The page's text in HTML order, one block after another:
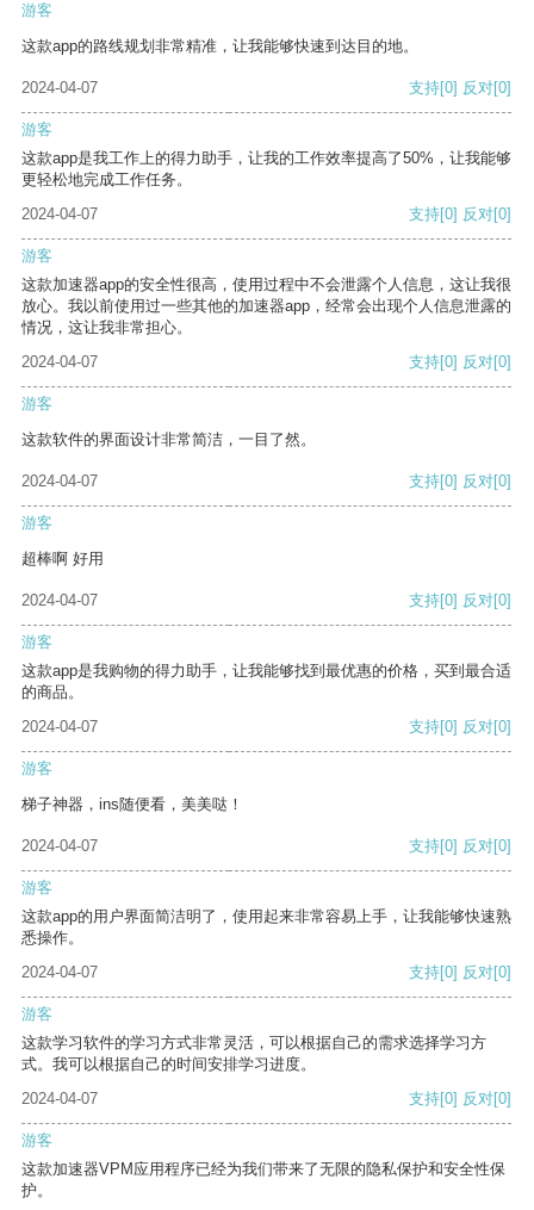
游客
这款app的路线规划非常精准，让我能够快速到达目的地。
2024-04-07 支持[0] 反对[0]
游客
这款app是我工作上的得力助手，让我的工作效率提高了50%，让我能够
更轻松地完成工作任务。
2024-04-07
支持[0] 反对[0]
游客
这款加速器app的安全性很高，使用过程中不会泄露个人信息，这让我很
放心。我以前使用过一些其他的加速器app，经常会出现个人信息泄露的
情况，这让我非常担心。
2024-04-07
支持[0] 反对[0]
游客
这款软件的界面设计非常简洁，一目了然。
2024-04-07 支持[0] 反对[0]
游客
超棒啊 好用
2024-04-07 支持[0] 反对[0]
游客
这款app是我购物的得力助手，让我能够找到最优惠的价格，买到最合适
的商品。
2024-04-07
支持[0] 反对[0]
游客
梯子神器，ins随便看，美美哒！
2024-04-07 支持[0] 反对[0]
游客
这款app的用户界面简洁明了，使用起来非常容易上手，让我能够快速熟
悉操作。
2024-04-07
支持[0] 反对[0]
游客
这款学习软件的学习方式非常灵活，可以根据自己的需求选择学习方
式。我可以根据自己的时间安排学习进度。
2024-04-07
支持[0] 反对[0]
游客
这款加速器VPM应用程序已经为我们带来了无限的隐私保护和安全性保
护。